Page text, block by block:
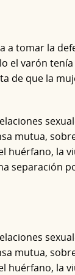
a tomar la
el varón
de que la
mutua,
huérfano, la
separación
mutua,
huérfano, la